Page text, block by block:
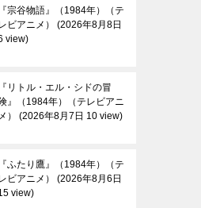
『宗谷物語』（1984年）（テ
ビアニメ）
2026年8月8日
view
『リトル・エル・シドの冒
』（1984年）（テレビアニ
メ）
2026年8月7日 10 view
『ふたり鷹』（1984年）（テ
ビアニメ）
2026年8月6日
view